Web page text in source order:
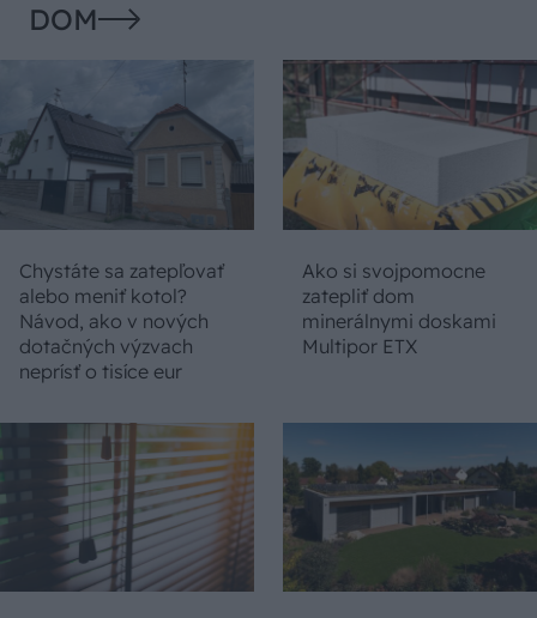
DOM
Chystáte sa zatepľovať
alebo meniť kotol?
Návod, ako v nových
dotačných výzvach
neprísť o tisíce eur
Ako si svojpomocne
zatepliť dom
minerálnymi doskami
Multipor ETX